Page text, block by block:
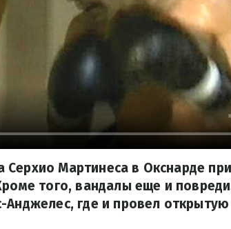
Серхио Мартинеса в Окснарде
того, вандалы еще и
где и провел